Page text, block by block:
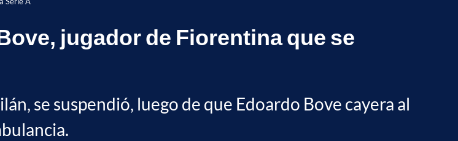
jugador de Fiorentina que se
se suspendió, luego de que Edoardo Bove cayera al